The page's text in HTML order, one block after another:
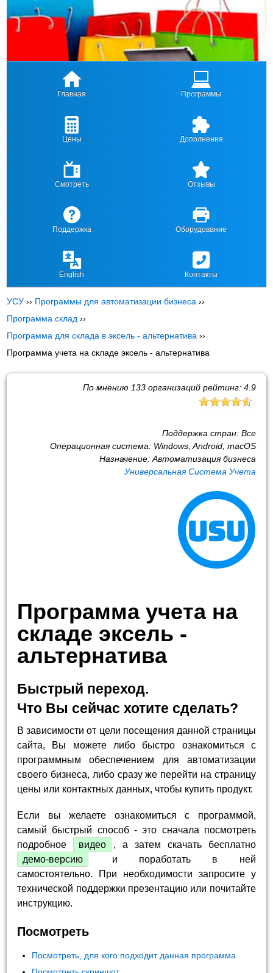
Главная Программы
Цены Дополнения
Смотреть Отзывы
Поддержка Оборудование
English Контакты
УСУ ›› Программы для автоматизации бизнеса ››
Программа склад ››
Программа для склада в эксель - альтернатива ››
Программа учета на складе эксель - альтернатива
По мнению 133организаций рейтинг: 4.9
Поддержка стран: Все
Операционная система: Windows, Android, macOS
Назначение: Автоматизация бизнеса
Универсальная Система Учета
Программа учета на
складе эксель -
альтернатива
Быстрый переход.
Что Вы сейчас хотите сделать?
В зависимости от цели посещения данной страницы
сайта, Вы можете либо быстро ознакомиться с
программным обеспечением для автоматизации
своего бизнеса, либо сразу же перейти на страницу
цены или контактных данных, чтобы купить продукт.
Если вы желаете ознакомиться с программой,
самый быстрый способ - это сначала посмотреть
подробное
видео
, а затем скачать бесплатно
демо-версию
и поработать в ней
самостоятельно. При необходимости запросите у
технической поддержки презентацию или почитайте
инструкцию.
Посмотреть
Посмотреть, для кого подходит данная программа